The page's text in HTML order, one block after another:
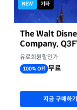
NEW 기타
The Walt
Company,
실적자료
유료회원할인가
100% Off 무료
지금 구매하기